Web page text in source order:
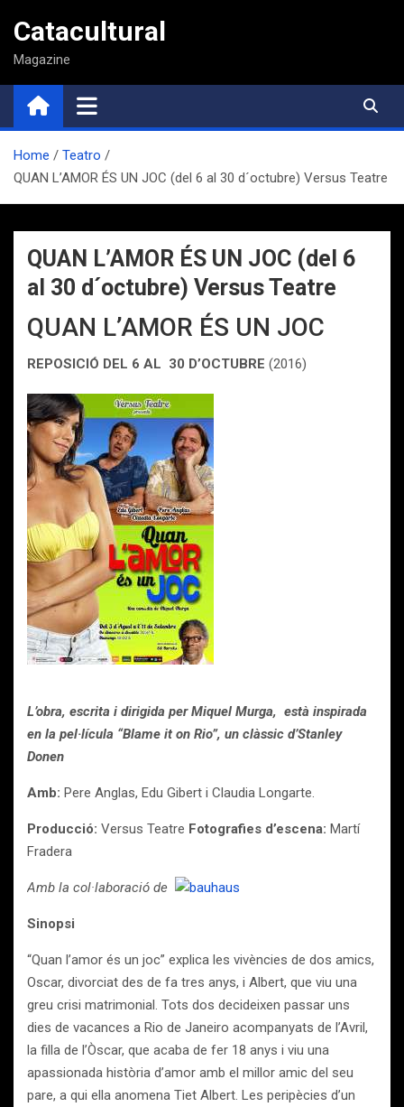
contenido
Catacultural
Magazine
Home
Teatro
QUAN L’AMOR ÉS UN JOC (del 6 al 30 d´octubre) Versus Teatre
QUAN L’AMOR ÉS UN JOC (del 6
al 30 d´octubre) Versus Teatre
QUAN L’AMOR ÉS UN JOC
REPOSICIÓ DEL 6 AL 30 D’OCTUBRE (2016)
L’obra, escrita i dirigida per Miquel Murga, està inspirada
en la pel·lícula “Blame it on Rio”, un clàssic d’Stanley
Donen
Amb: Pere Anglas, Edu Gibert i Claudia Longarte.
Producció: Versus Teatre Fotografies d’escena: Martí
Fradera
Amb la col·laboració de
Sinopsi
“Quan l’amor és un joc” explica les vivències de dos amics,
Oscar, divorciat des de fa tres anys, i Albert, que viu una
greu crisi matrimonial. Tots dos decideixen passar uns
dies de vacances a Rio de Janeiro acompanyats de l’Avril,
la filla de l’Òscar, que acaba de fer 18 anys i viu una
apassionada història d’amor amb el millor amic del seu
pare, a qui ella anomena Tiet Albert. Les peripècies d’un